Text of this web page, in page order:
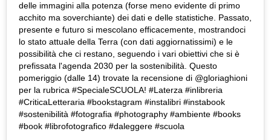
delle immagini alla potenza (forse meno evidente di primo
acchito ma soverchiante) dei dati e delle statistiche. Passato,
presente e futuro si mescolano efficacemente, mostrandoci
lo stato attuale della Terra (con dati aggiornatissimi) e le
possibilità che ci restano, seguendo i vari obiettivi che si è
prefissata l'agenda 2030 per la sostenibilità. Questo
pomeriggio (dalle 14) trovate la recensione di @gloriaghioni
per la rubrica #SpecialeSCUOLA! #Laterza #inlibreria
#CriticaLetteraria #bookstagram #instalibri #instabook
#sostenibilità #fotografia #photography #ambiente #books
#book #librofotografico #daleggere #scuola